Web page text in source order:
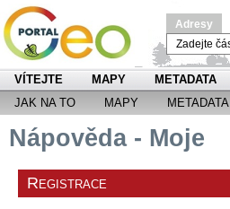
Adresy
VÍTEJTE MAPY METADATA
JAK NA TO
MAPY METADATA
Nápověda - Moje
Registrace